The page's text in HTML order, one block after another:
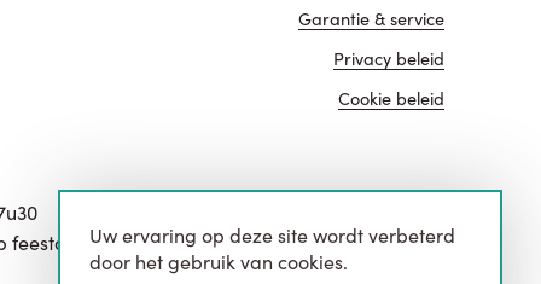
feestdagen.
Garantie & service
Privacy beleid
Cookie beleid
website door
Uw ervaring op deze site wordt verbeterd
door het gebruik van cookies.